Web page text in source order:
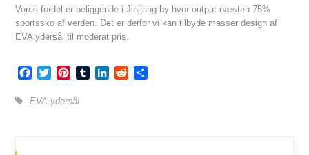
Vores fordel er beliggende i Jinjiang by hvor output næsten 75%
sportssko af verden. Det er derfor vi kan tilbyde masser design af
EVA ydersål til moderat pris.
Facebook
TwitterPinterestTumblrLinkedInReddit
EVA ydersål